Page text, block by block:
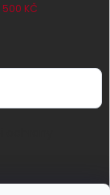
500 KČ